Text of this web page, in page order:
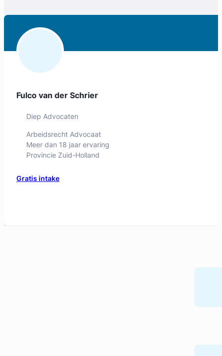
Fulco van der Schrier
Diep Advocaten
Arbeidsrecht Advocaat
Meer dan 18 jaar ervaring
Provincie Zuid-Holland
Gratis intake